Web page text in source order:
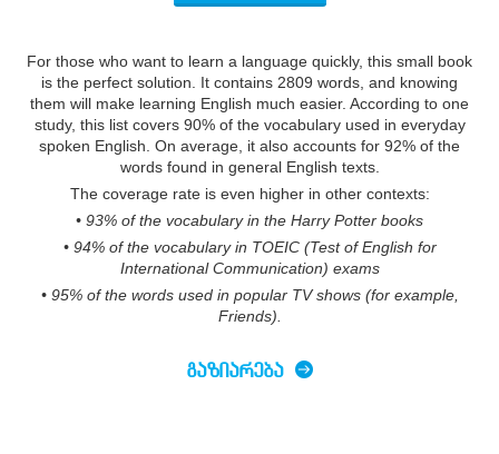
For those who want to learn a language quickly, this small book
is the perfect solution. It contains 2809 words, and knowing
them will make learning English much easier. According to one
study, this list covers 90% of the vocabulary used in everyday
spoken English. On average, it also accounts for 92% of the
words found in general English texts.
The coverage rate is even higher in other contexts:
• 93% of the vocabulary in the Harry Potter books
• 94% of the vocabulary in TOEIC (Test of English for
International Communication) exams
• 95% of the words used in popular TV shows (for example,
Friends).
ᲒᲐᲖᲘᲐᲠᲔᲑᲐ